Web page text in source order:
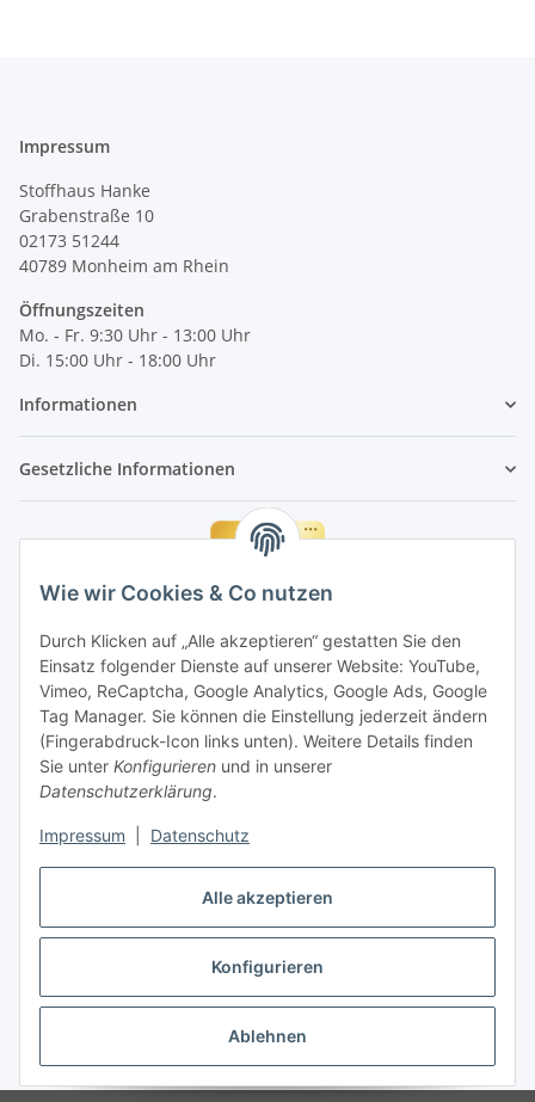
Alle akzeptieren
Konfigurieren
Ablehnen
Wie wir Cookies & Co nutzen
Durch Klicken auf „Alle akzeptieren“ gestatten Sie den
Einsatz folgender Dienste auf unserer Website: YouTube,
Vimeo, ReCaptcha, Google Analytics, Google Ads, Google
Tag Manager. Sie können die Einstellung jederzeit ändern
(Fingerabdruck-Icon links unten). Weitere Details finden
Sie unter Konfigurieren und in unserer
Datenschutzerklärung.
Impressum Datenschutz
Impressum
Stoffhaus Hanke
Grabenstraße 10
02173 51244
40789 Monheim am Rhein
Öffnungszeiten
Mo. - Fr. 9:30 Uhr - 13:00 Uhr
Di. 15:00 Uhr - 18:00 Uhr
Informationen
Gesetzliche Informationen
Vertrag widerrufen
* Alle Preise inkl. gesetzlicher MwSt., zzgl.